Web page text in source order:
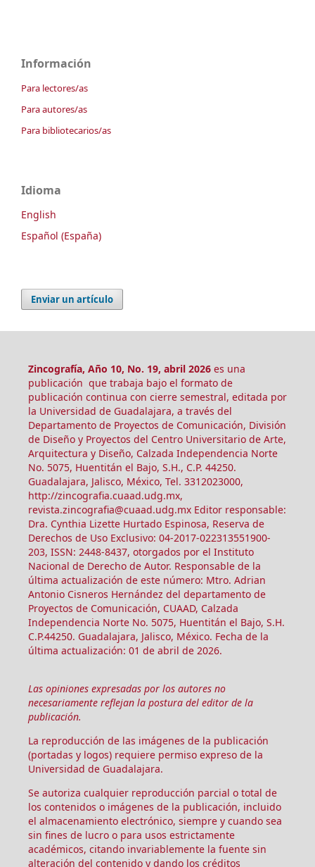
Información
Para lectores/as
Para autores/as
Para bibliotecarios/as
Idioma
English
Español (España)
Enviar un artículo
Zincografía, Año 10, No. 19, abril 2026es una
publicación que trabaja bajo el formato de
publicación continua con cierre semestral, editada por
la Universidad de Guadalajara, a través del
Departamento de Proyectos de Comunicación, División
de Diseño y Proyectos del Centro Universitario de Arte,
Arquitectura y Diseño, Calzada Independencia Norte
No. 5075, Huentitán el Bajo, S.H., C.P. 44250.
Guadalajara, Jalisco, México, Tel. 3312023000,
http://zincografia.cuaad.udg.mx,
revista.zincografia@cuaad.udg.mx Editor responsable:
Dra. Cynthia Lizette Hurtado Espinosa, Reserva de
Derechos de Uso Exclusivo: 04-2017-022313551900-
203, ISSN: 2448-8437, otorgados por el Instituto
Nacional de Derecho de Autor. Responsable de la
última actualización de este número: Mtro. Adrian
Antonio Cisneros Hernández del departamento de
Proyectos de Comunicación, CUAAD, Calzada
Independencia Norte No. 5075, Huentitán el Bajo, S.H.
C.P.44250. Guadalajara, Jalisco, México. Fecha de la
última actualización: 01 de abril de 2026.
Las opiniones expresadas por los autores no
necesariamente reflejan la postura del editor de la
publicación.
La reproducción de las imágenes de la publicación
(portadas y logos) requiere permiso expreso de la
Universidad de Guadalajara.
Se autoriza cualquier reproducción parcial o total de
los contenidos o imágenes de la publicación, incluido
el almacenamiento electrónico, siempre y cuando sea
sin fines de lucro o para usos estrictamente
académicos, citando invariablemente la fuente sin
alteración del contenido y dando los créditos